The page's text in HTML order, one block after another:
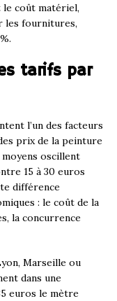
coût matériel,
les fournitures,
tarifs par
l’un des facteurs
prix de la peinture
oscillent
15 à 30 euros
différence
: le coût de la
la concurrence
Marseille ou
dans une
euros le mètre